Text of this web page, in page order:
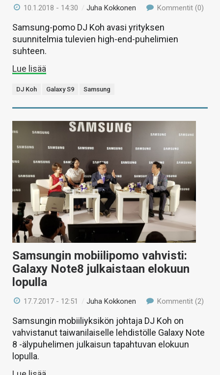
10.1.2018 - 14:30 /Juha Kokkonen Kommentit (0)
Samsung-pomo DJ Koh avasi yrityksen
suunnitelmia tulevien high-end-puhelimien
suhteen.
Lue lisää
DJ Koh Galaxy S9 Samsung
Samsungin mobiilipomo vahvisti:
Galaxy Note8 julkaistaan elokuun
lopulla
17.7.2017 - 12:51 /Juha Kokkonen Kommentit (2)
Samsungin mobiiliyksikön johtaja DJ Koh on
vahvistanut taiwanilaiselle lehdistölle Galaxy Note
8 -älypuhelimen julkaisun tapahtuvan elokuun
lopulla.